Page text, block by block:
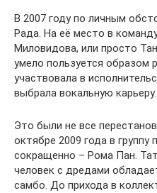
В 2007 году по личным
Рада. На её место в
Миловидова, или просто
умело пользуется образом
участвовала в
выбрала вокальную карьеру.
Это были не все
октябре 2009 года в
сокращенно – Рома Пан.
человек с дредами
самбо. До прихода в